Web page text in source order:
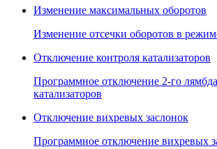
Изменение максимальных оборотов
Изменение отсечки оборотов в
Отключение контроля катализаторов
Программное отключение 2-го
катализаторов
Отключение вихревых заслонок
Программное отключение вихревых